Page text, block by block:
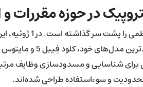
در حوزه مقررات
آنتروپیک چند
شناسایی و مسدودسازی وظایف
و سوءاستفاده طراحی شده‌اند.